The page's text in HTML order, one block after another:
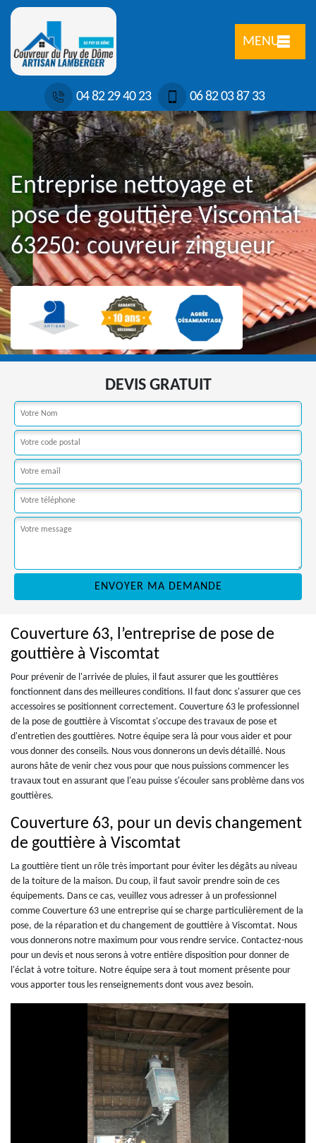
MENU
04 82 29 40 23 06 82 03 87 33
Entreprise nettoyage et
pose de gouttière Viscomtat
63250: couvreur zingueur
DEVIS GRATUIT
Couverture 63, l’entreprise de pose de
gouttière à Viscomtat
Pour prévenir de l'arrivée de pluies, il faut assurer que les gouttières
fonctionnent dans des meilleures conditions. Il faut donc s'assurer que ces
accessoires se positionnent correctement. Couverture 63 le professionnel
de la pose de gouttière à Viscomtat s'occupe des travaux de pose et
d'entretien des gouttières. Notre équipe sera là pour vous aider et pour
vous donner des conseils. Nous vous donnerons un devis détaillé. Nous
aurons hâte de venir chez vous pour que nous puissions commencer les
travaux tout en assurant que l'eau puisse s'écouler sans problème dans vos
gouttières.
Couverture 63, pour un devis changement
de gouttière à Viscomtat
La gouttière tient un rôle très important pour éviter les dégâts au niveau
de la toiture de la maison. Du coup, il faut savoir prendre soin de ces
équipements. Dans ce cas, veuillez vous adresser à un professionnel
comme Couverture 63 une entreprise qui se charge particulièrement de la
pose, de la réparation et du changement de gouttière à Viscomtat. Nous
vous donnerons notre maximum pour vous rendre service. Contactez-nous
pour un devis et nous serons à votre entière disposition pour donner de
l'éclat à votre toiture. Notre équipe sera à tout moment présente pour
vous apporter tous les renseignements dont vous avez besoin.